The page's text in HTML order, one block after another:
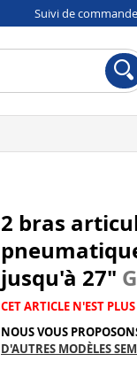
Suivi de
2 bras
jusqu'à 27"
CET ARTICLE N'EST
NOUS VOUS
D'AUTRES MODÈLES